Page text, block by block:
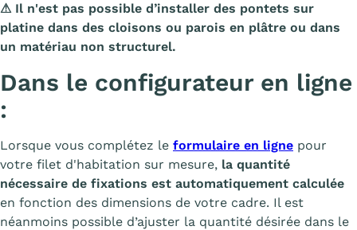
⚠ Il n'est pas possible d’installer des pontets sur
platine dans des cloisons ou parois en plâtre ou dans
un matériau non structurel.
Dans le configurateur en ligne
:
Lorsque vous complétez le formulaire en ligne pour
votre filet d'habitation sur mesure, la quantité
nécessaire de fixations est automatiquement calculée
en fonction des dimensions de votre cadre. Il est
néanmoins possible d’ajuster la quantité désirée dans le